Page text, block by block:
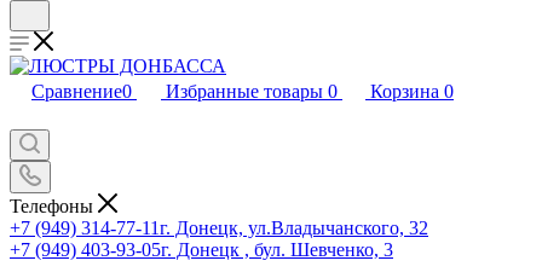
Сравнение0 Избранные товары 0 Корзина 0
Телефоны
+7 (949) 314-77-11г. Донецк, ул.Владычанского, 32
+7 (949) 403-93-05г. Донецк , бул. Шевченко, 3